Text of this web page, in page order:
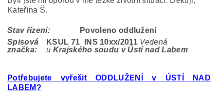
Kateřina Š.
Stav řízení:
Povoleno oddlužení
Spisová
značka:
KSUL 71 INS 10xx/2011 Vedená
u Krajského soudu v Ústí nad Labem
Potřebujete vyřešit ODDLUŽENÍ v ÚSTÍ NAD
LABEM?